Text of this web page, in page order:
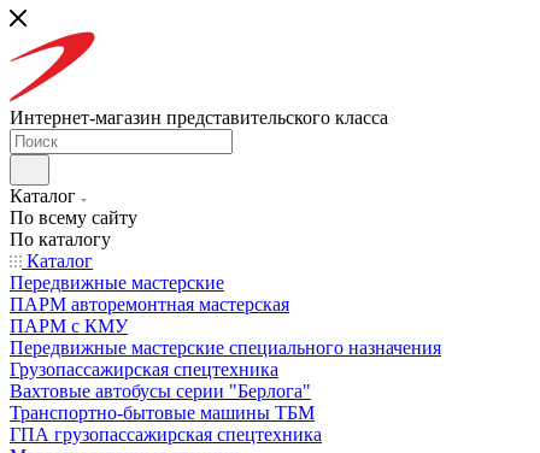
Интернет-магазин представительского класса
Каталог
По всему сайту
По каталогу
Каталог
Передвижные мастерские
ПАРМ авторемонтная мастерская
ПАРМ с КМУ
Передвижные мастерские специального назначения
Грузопассажирская спецтехника
Вахтовые автобусы серии "Берлога"
Транспортно-бытовые машины ТБМ
ГПА грузопассажирская спецтехника